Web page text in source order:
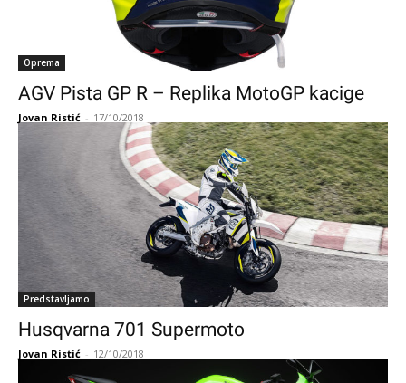
Oprema
AGV Pista GP R – Replika MotoGP kacige
Jovan Ristić - 17/10/2018
Predstavljamo
Husqvarna 701 Supermoto
Jovan Ristić - 12/10/2018